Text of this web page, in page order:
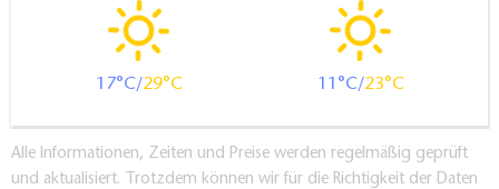
17 29 11 23
Alle Informationen, Zeiten und Preise werden regelmäßig geprüft
und aktualisiert. Trotzdem können wir für die Richtigkeit der Daten